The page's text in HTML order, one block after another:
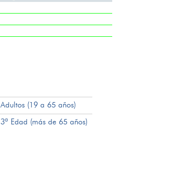
Adultos (19 a 65 años)
3ª Edad (más de 65 años)